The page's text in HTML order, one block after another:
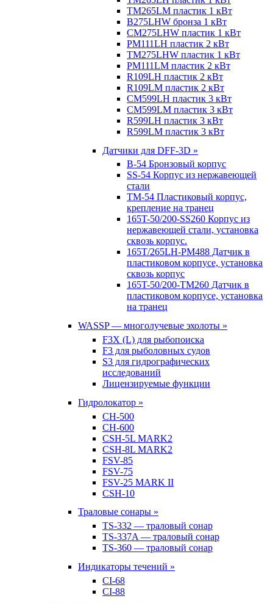
TM265LM пластик 1 кВт
B275LHW бронза 1 кВт
CM275LHW пластик 1 кВт
PM111LH пластик 2 кВт
TM275LHW пластик 1 кВт
PM111LM пластик 2 кВт
R109LH пластик 2 кВт
R109LM пластик 2 кВт
CM599LH пластик 3 кВт
CM599LM пластик 3 кВт
R599LH пластик 3 кВт
R599LM пластик 3 кВт
Датчики для DFF-3D »
B-54 Бронзовый корпус
SS-54 Корпус из нержавеющей
стали
TM-54 Пластиковый корпус,
крепление на транец
165T-50/200-SS260 Корпус из
нержавеющей стали, установка
сквозь корпус.
165T/265LH-PM488 Датчик в
пластиковом корпусе, установка
сквозь корпус
165T-50/200-TM260 Датчик в
пластиковом корпусе, установка
на транец
WASSP — многолучевые эхолоты »
F3X (L) для рыбопоиска
F3 для рыболовных судов
S3 для гидрографических
исследований
Лицензируемые функции
Гидролокатор »
CH-500
CH-600
CSH-5L MARK2
CSH-8L MARK2
FSV-85
FSV-75
FSV-25 MARK II
CSH-10
Траловые сонары »
TS-332 — траловый сонар
TS-337A — траловый сонар
TS-360 — траловый сонар
Индикаторы течений »
CI-68
CI-88